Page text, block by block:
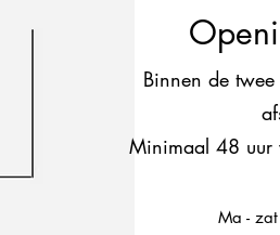
Binnen de
Minimaal 48 uur
Ma -